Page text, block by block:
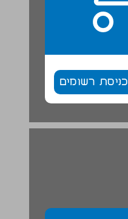
כניסת רשומים